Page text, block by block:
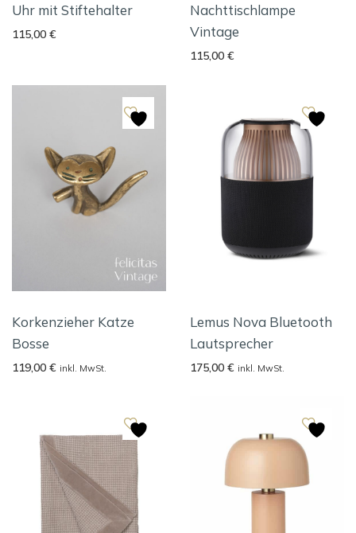
Uhr mit Stiftehalter
115,00 €
Nachttischlampe
Vintage
115,00 €
Korkenzieher Katze
Bosse
119,00 € inkl. MwSt.
Lemus Nova Bluetooth
Lautsprecher
175,00 € inkl. MwSt.